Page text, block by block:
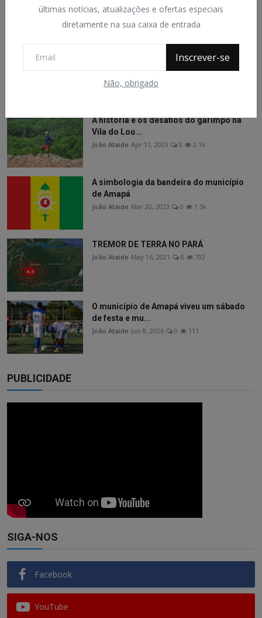
últimas notícias, atualizações e ofertas especiais
diretamente na sua caixa de entrada
Inscrever-se
Não, obrigado
Posts populares
A Igreja de São José de Macapá
João Ataide Dec 24, 2020 0 2.3k
A história e os desafios do garimpo na
Vila do Lou...
João Ataide Apr 11, 2023 0 2.1k
A simbologia da bandeira do município
de Amapá
João Ataide Mar 20, 2023 0 1.5k
TREMOR DE TERRA NO PARÁ
João Ataide May 16, 2021 0 702
O município de Amapá viveu um sábado
de festa e mu...
João Ataide Jun 8, 2026 0 111
PUBLICIDADE
SIGA-NOS
Facebook
YouTube